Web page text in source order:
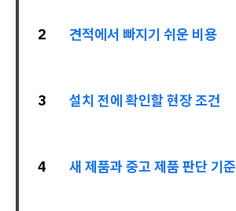
2 견적에서 빠지기 쉬운 비용
3 설치 전에 확인할 현장 조건
4 새 제품과 중고 제품 판단 기준